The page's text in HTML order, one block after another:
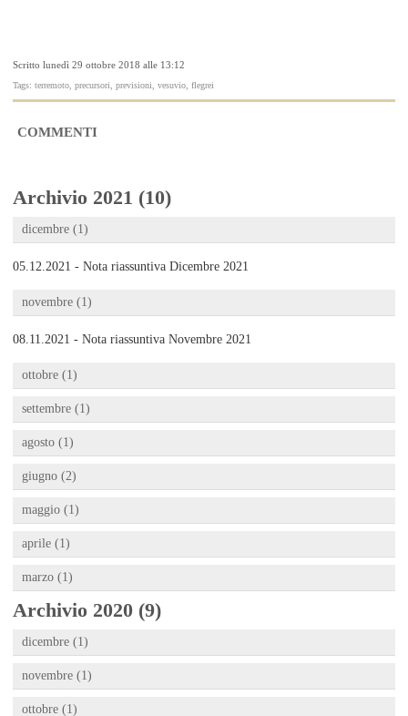
Scritto lunedì 29 ottobre 2018 alle 13:12
Tags: terremoto, precursori, previsioni, vesuvio, flegrei
COMMENTI
Archivio 2021 (10)
dicembre (1)
05.12.2021 - Nota riassuntiva Dicembre 2021
novembre (1)
08.11.2021 - Nota riassuntiva Novembre 2021
ottobre (1)
settembre (1)
agosto (1)
giugno (2)
maggio (1)
aprile (1)
marzo (1)
Archivio 2020 (9)
dicembre (1)
novembre (1)
ottobre (1)